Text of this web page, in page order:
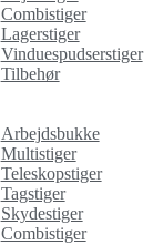
Combistiger
Lagerstiger
Vinduespudserstiger
Tilbehør
Arbejdsbukke
Multistiger
Teleskopstiger
Tagstiger
Skydestiger
Combistiger